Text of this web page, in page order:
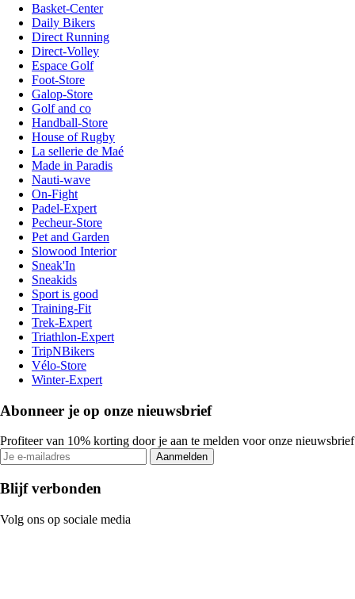
Basket-Center
Daily Bikers
Direct Running
Direct-Volley
Espace Golf
Foot-Store
Galop-Store
Golf and co
Handball-Store
House of Rugby
La sellerie de Maé
Made in Paradis
Nauti-wave
On-Fight
Padel-Expert
Pecheur-Store
Pet and Garden
Slowood Interior
Sneak'In
Sneakids
Sport is good
Training-Fit
Trek-Expert
Triathlon-Expert
TripNBikers
Vélo-Store
Winter-Expert
Abonneer je op onze nieuwsbrief
Profiteer van 10% korting door je aan te melden voor onze nieuwsbrief
Aanmelden
Blijf verbonden
Volg ons op sociale media